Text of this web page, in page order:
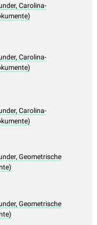
Carolina-
Carolina-
Carolina-
Geometrische
Geometrische